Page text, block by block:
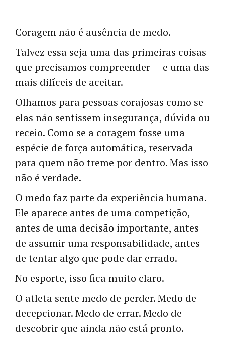
Coragem não é ausência de medo.
Talvez essa seja uma das primeiras coisas
que precisamos compreender — e uma das
mais difíceis de aceitar.
Olhamos para pessoas corajosas como se
elas não sentissem insegurança, dúvida ou
receio. Como se a coragem fosse uma
espécie de força automática, reservada
para quem não treme por dentro. Mas isso
não é verdade.
O medo faz parte da experiência humana.
Ele aparece antes de uma competição,
antes de uma decisão importante, antes
de assumir uma responsabilidade, antes
de tentar algo que pode dar errado.
No esporte, isso fica muito claro.
O atleta sente medo de perder. Medo de
decepcionar. Medo de errar. Medo de
descobrir que ainda não está pronto.